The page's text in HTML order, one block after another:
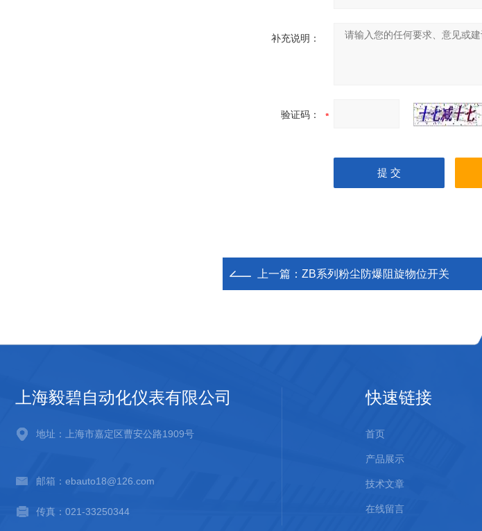
补充说明：
验证码：
上一篇： ZB系列粉尘防爆阻旋物位开关
上海毅碧自动化仪表有限公司
地址：上海市嘉定区曹安公路1909号
邮箱：ebauto18@126.com
传真：021-33250344
快速链接
首页
产品展示
技术文章
在线留言